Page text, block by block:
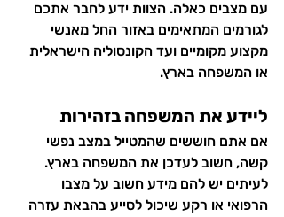
עם מצבים כאלה. הצוות ידע לחבר אתכם
לגורמים המתאימים באזור החל מאנשי
מקצוע מקומיים ועד הקונסוליה הישראלית
או המשפחה בארץ.
ליידע את המשפחה בזהירות
אם אתם חוששים שהמטייל במצב נפשי
קשה, חשוב לעדכן את המשפחה בארץ.
לעיתים יש להם מידע חשוב על מצבו
הרפואי או רקע שיכול לסייע בהבאת עזרה